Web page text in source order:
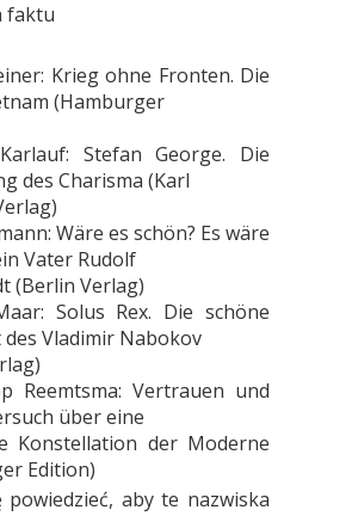
faktu
Krieg ohne Fronten. Die
(Hamburger
Stefan George. Die
des Charisma (Karl
Wäre es schön? Es wäre
Vater Rudolf
(Berlin Verlag)
Solus Rex. Die schöne
des Vladimir Nabokov
Reemtsma: Vertrauen und
über eine
Konstellation der Moderne
Edition)
powiedzieć, aby te nazwiska